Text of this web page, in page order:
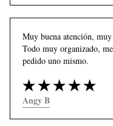
Muy buena atención,
Todo muy organizado,
pedido uno mismo.
Angy B